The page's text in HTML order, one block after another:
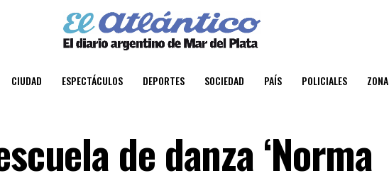
CIUDAD ESPECTÁCULOS DEPORTES SOCIEDAD PAÍS POLICIALES ZONA
de danza ‘Norma